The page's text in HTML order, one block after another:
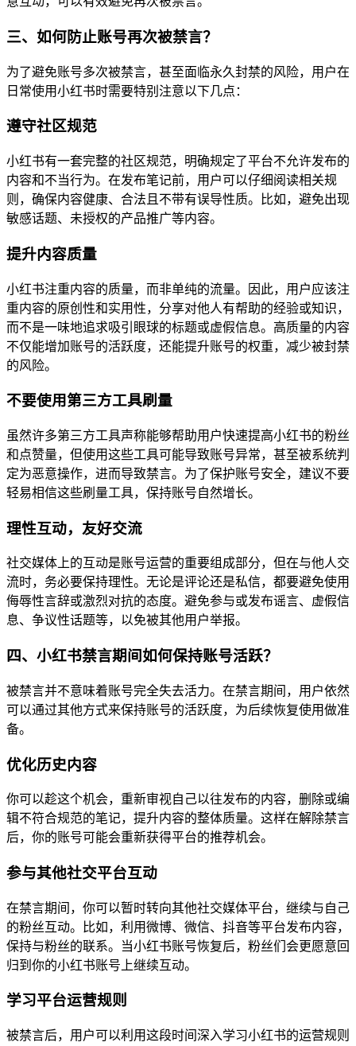
三、如何防止账号再次被禁言？
为了避免账号多次被禁言，甚至面临永久封禁的风险，用户在
日常使用小红书时需要特别注意以下几点：
遵守社区规范
小红书有一套完整的社区规范，明确规定了平台不允许发布的
内容和不当行为。在发布笔记前，用户可以仔细阅读相关规
则，确保内容健康、合法且不带有误导性质。比如，避免出现
敏感话题、未授权的产品推广等内容。
提升内容质量
小红书注重内容的质量，而非单纯的流量。因此，用户应该注
重内容的原创性和实用性，分享对他人有帮助的经验或知识，
而不是一味地追求吸引眼球的标题或虚假信息。高质量的内容
不仅能增加账号的活跃度，还能提升账号的权重，减少被封禁
的风险。
不要使用第三方工具刷量
虽然许多第三方工具声称能够帮助用户快速提高小红书的粉丝
和点赞量，但使用这些工具可能导致账号异常，甚至被系统判
定为恶意操作，进而导致禁言。为了保护账号安全，建议不要
轻易相信这些刷量工具，保持账号自然增长。
理性互动，友好交流
社交媒体上的互动是账号运营的重要组成部分，但在与他人交
流时，务必要保持理性。无论是评论还是私信，都要避免使用
侮辱性言辞或激烈对抗的态度。避免参与或发布谣言、虚假信
息、争议性话题等，以免被其他用户举报。
四、小红书禁言期间如何保持账号活跃？
被禁言并不意味着账号完全失去活力。在禁言期间，用户依然
可以通过其他方式来保持账号的活跃度，为后续恢复使用做准
备。
优化历史内容
你可以趁这个机会，重新审视自己以往发布的内容，删除或编
辑不符合规范的笔记，提升内容的整体质量。这样在解除禁言
后，你的账号可能会重新获得平台的推荐机会。
参与其他社交平台互动
在禁言期间，你可以暂时转向其他社交媒体平台，继续与自己
的粉丝互动。比如，利用微博、微信、抖音等平台发布内容，
保持与粉丝的联系。当小红书账号恢复后，粉丝们会更愿意回
归到你的小红书账号上继续互动。
学习平台运营规则
被禁言后，用户可以利用这段时间深入学习小红书的运营规则